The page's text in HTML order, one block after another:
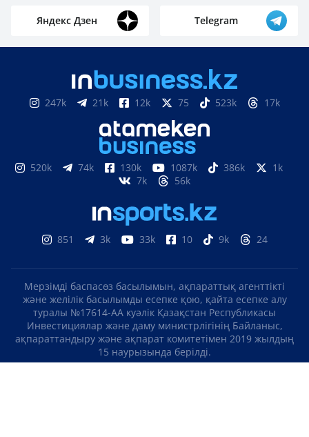
Яндекс Дзен Telegram
247k 21k 12k 75 523k 17k
520k 74k 130k 1087k 386k
1k
7k
56k
851 3k 33k 10 9k 24
Мерзімді баспасөз басылымын, ақпараттық агенттікті
және желілік басылымды есепке қою, қайта есепке алу
туралы №17614-АА куәлік Қазақстан Республикасы
Инвестициялар және даму министрлігінің Байланыс,
ақпараттандыру және ақпарат комитетімен 2019 жылдың
15 наурызында берілді.